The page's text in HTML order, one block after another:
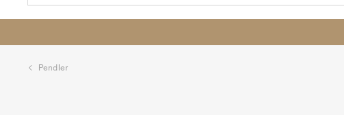
Pendler